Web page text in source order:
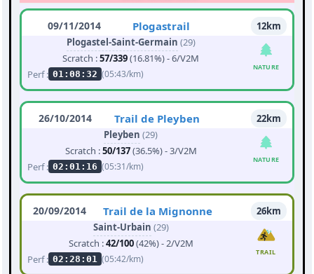
09/11/2014 Plogastrail
12km
Plogastel-Saint-Germain (29)
Scratch :57/339(16.81%) - 6/V2M
Perf : 01:08:32 (05:43/km)
NATURE
26/10/2014 Trail de Pleyben
22km
Pleyben (29)
Scratch :50/137(36.5%) - 3/V2M
Perf : 02:01:16 (05:31/km)
NATURE
20/09/2014 Trail de la Mignonne
26km
Saint-Urbain (29)
Scratch :42/100(42%) - 2/V2M
Perf : 02:28:01 (05:42/km)
TRAIL